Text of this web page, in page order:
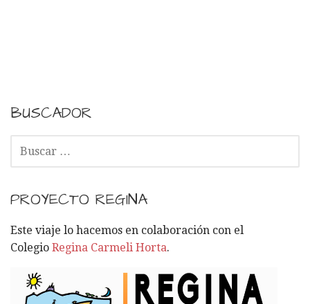
BUSCADOR
C
R
:
PROYECTO REGINA
Este viaje lo hacemos en colaboración con el
Colegio Regina Carmeli Horta.